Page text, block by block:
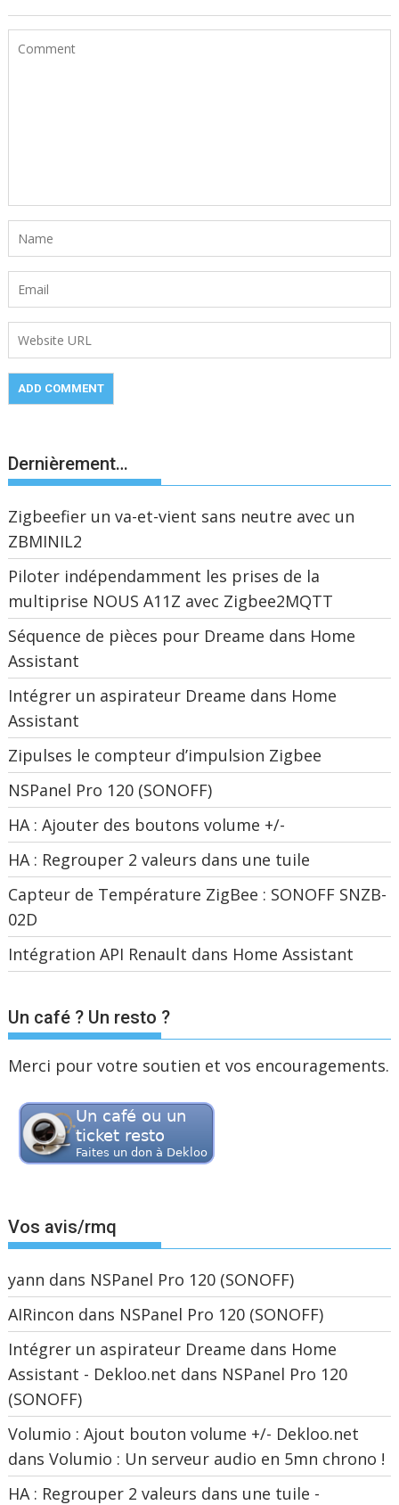
Dernièrement…
Zigbeefier un va-et-vient sans neutre avec un
ZBMINIL2
Piloter indépendamment les prises de la
multiprise NOUS A11Z avec Zigbee2MQTT
Séquence de pièces pour Dreame dans Home
Assistant
Intégrer un aspirateur Dreame dans Home
Assistant
Zipulses le compteur d’impulsion Zigbee
NSPanel Pro 120 (SONOFF)
HA : Ajouter des boutons volume +/-
HA : Regrouper 2 valeurs dans une tuile
Capteur de Température ZigBee : SONOFF SNZB-
02D
Intégration API Renault dans Home Assistant
Un café ? Un resto ?
Merci pour votre soutien et vos encouragements.
Vos avis/rmq
yann dans NSPanel Pro 120 (SONOFF)
AIRincon dans NSPanel Pro 120 (SONOFF)
Intégrer un aspirateur Dreame dans Home
Assistant - Dekloo.net dans NSPanel Pro 120
(SONOFF)
Volumio : Ajout bouton volume +/- Dekloo.net
dansVolumio : Un serveur audio en 5mn chrono !
HA : Regrouper 2 valeurs dans une tuile -